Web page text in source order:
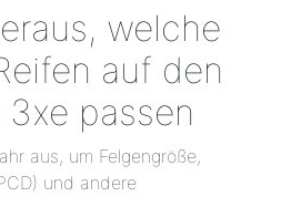
welche
auf den
passen
aus, um Felgengröße,
und andere